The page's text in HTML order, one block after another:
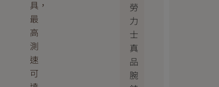
具，
最
高
測
速
可
勞
力
士
真
品
腕